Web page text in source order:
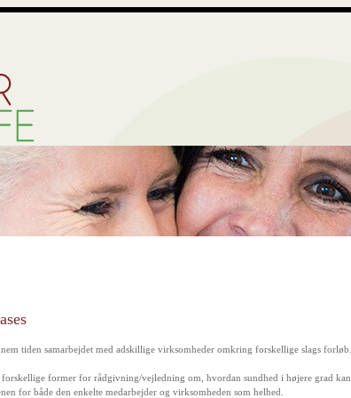
tiden samarbejdet med adskillige virksomheder omkring forskellige slags forløb.
forskellige former for rådgivning/vejledning om, hvordan sundhed i højere grad
for både den enkelte medarbejder og virksomheden som helhed.